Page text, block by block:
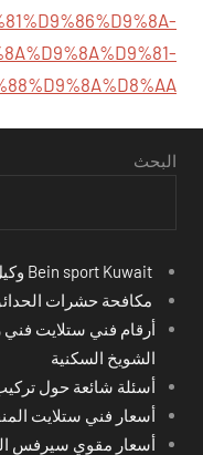
البحث
مكافحة حشرات
أرقام فني ستلايت
الشويخ السكنية
أسئلة شائعة حول
أسعار فني ستلايت
أسعار مقوي سيرفس